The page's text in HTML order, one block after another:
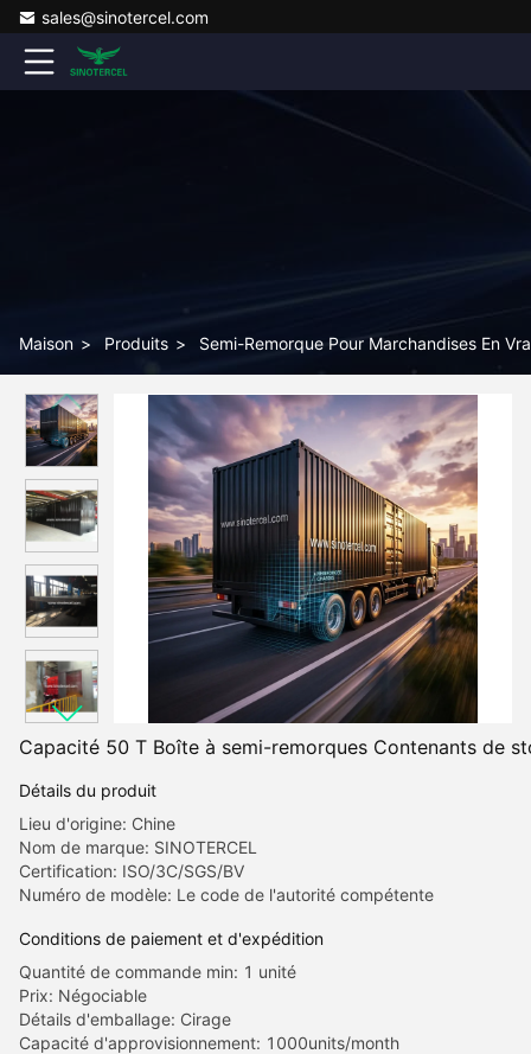
sales@sinotercel.com
Maison > Produits > Semi-Remorque Pour Marchandises En
Capacité 50 T Boîte à semi-remorques Contenants de
Détails du produit
Lieu d'origine: Chine
Nom de marque: SINOTERCEL
Certification: ISO/3C/SGS/BV
Numéro de modèle: Le code de l'autorité compétente
Conditions de paiement et d'expédition
Quantité de commande min: 1 unité
Prix: Négociable
Détails d'emballage: Cirage
Capacité d'approvisionnement: 1000units/month